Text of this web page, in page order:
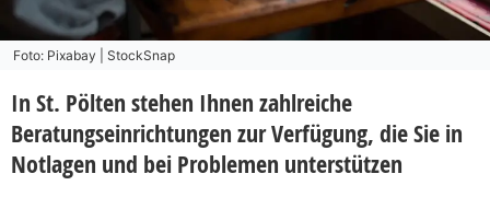
Foto: Pixabay | StockSnap
In St. Pölten stehen Ihnen zahlreiche
Beratungseinrichtungen zur Verfügung, die Sie in
Notlagen und bei Problemen unterstützen